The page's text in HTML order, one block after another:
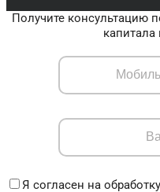
Получите консультацию
Я согласен на обработку